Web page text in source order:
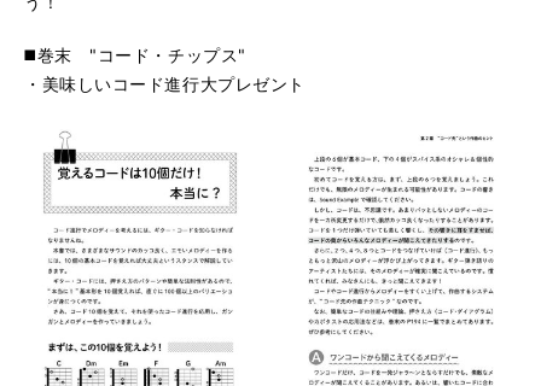
◼️巻末 "コード・チップス"
・美味しいコード進行大プレゼント